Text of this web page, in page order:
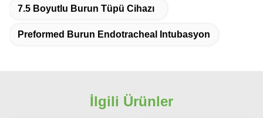
7.5 Boyutlu Burun Tüpü Cihazı
Preformed Burun Endotracheal Intubasyon
İlgili Ürünler